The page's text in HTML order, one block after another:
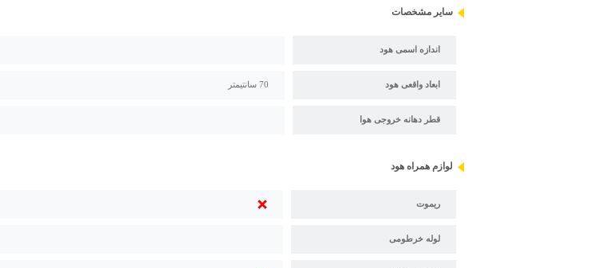
سایر مشخصات
اندازه اسمی هود
ابعاد واقعی هود 70 سانتیمتر
قطر دهانه خروجی هوا
لوازم همراه هود
ریموت
لوله خرطومی